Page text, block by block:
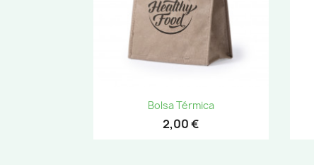
Bolsa Térmica
2,00 €
Vista rápida